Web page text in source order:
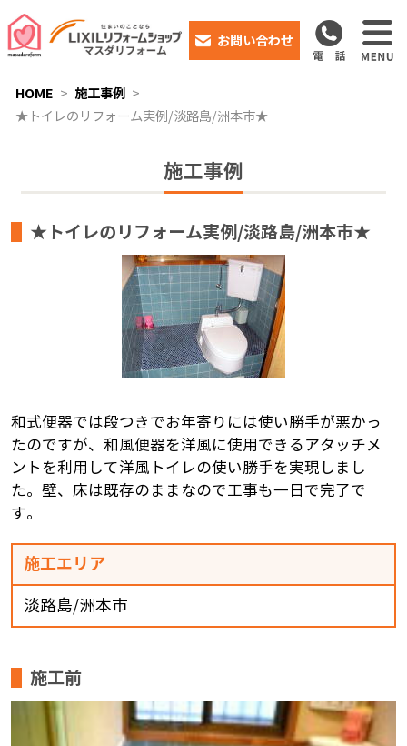
お問い合わせ
HOME
施工事例
★トイレのリフォーム実例/淡路島/洲本市★
施工事例
★トイレのリフォーム実例/淡路島/洲本市★
和式便器では段つきでお年寄りには使い勝手が悪かっ
たのですが、和風便器を洋風に使用できるアタッチメ
ントを利用して洋風トイレの使い勝手を実現しまし
た。壁、床は既存のままなので工事も一日で完了で
す。
施工エリア
淡路島/洲本市
施工前